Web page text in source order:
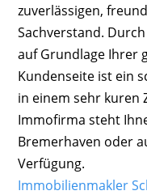
zuverlässigen,
Sachverstand.
auf Grundlage Ihrer
Kundenseite ist ein
in einem sehr kuren
Immofirma steht
Bremerhaven oder
Verfügung.
Immobilienmakler